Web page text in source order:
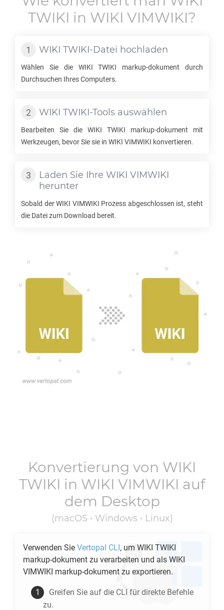
TWIKI in WIKI VIMWIKI?
WIKI TWIKI-Datei hochladen
Wählen Sie die WIKI TWIKI markup-dokument durch
Durchsuchen Ihres Computers.
WIKI TWIKI-Tools auswählen
Bearbeiten Sie die WIKI TWIKI markup-dokument mit
Werkzeugen, bevor Sie sie in WIKI VIMWIKI konvertieren.
Laden Sie Ihre WIKI VIMWIKI
herunter
Sobald derWIKI VIMWIKI Prozess abgeschlossen ist, steht
die Datei zum Download bereit.
Konvertierung von WIKI
TWIKI in WIKI VIMWIKI auf
dem Desktop
(macOS • Windows • Linux)
Verwenden Sie Vertopal CLI, um WIKI TWIKI
markup-dokument zu verarbeiten und als WIKI
VIMWIKI markup-dokument zu exportieren.
Greifen Sie auf die CLI für direkte Befehle
zu.